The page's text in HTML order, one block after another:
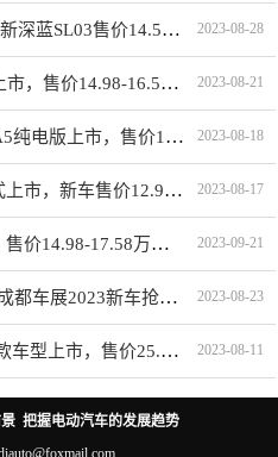
2023款深蓝SL03上市，全新深蓝SL03售价14.59-19.19万元 2023-08-28
2024款欧拉好猫/好猫GT上市，售价14.98-16.58万元 2023-08-21
2024款上汽大通大家MIFA5纯电版上市，售价19.98-23.28万元 2023-08-18
2023款北汽EU5 PLUS正式上市，新车售价12.99-15.59万元 2023-08-17
零跑C11超级增程版上市，售价14.98-17.58万元，换装1.5L四缸增程器 2023-09-21
2023成都车展新车前瞻，成都车展2023新车抢先看 2023-08-23
问界M5 EV后驱标准版改款车型上市，售价25.98万元 2023-08-11
把握电动汽车的发展趋势